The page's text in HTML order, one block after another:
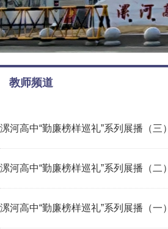
教师频道
漯河高中“勤廉榜样巡礼”系列展播（三）
漯河高中“勤廉榜样巡礼”系列展播（二）
漯河高中“勤廉榜样巡礼”系列展播（一）